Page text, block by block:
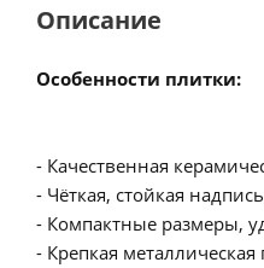
Описание
Особенности плитки:
- Качественная
- Чёткая, стойкая
- Компактные размеры,
- Крепкая